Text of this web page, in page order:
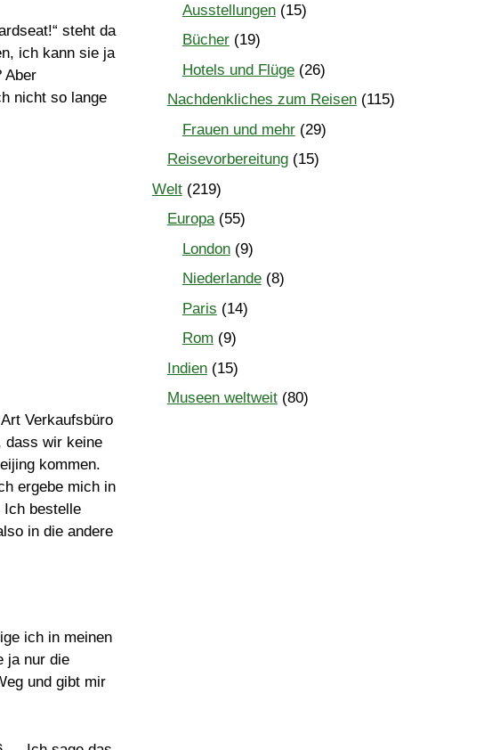
steht da
ich kann sie ja
Aber
nicht so lange
Verkaufsbüro
dass wir keine
kommen.
ergebe mich in
Ich bestelle
in die andere
ich in meinen
ja nur die
und gibt mir
Ausstellungen(15)
Bücher(19)
Hotels und Flüge(26)
Nachdenkliches zum Reisen(115)
Frauen und mehr(29)
Reisevorbereitung(15)
Welt(219)
Europa(55)
London(9)
Niederlande(8)
Paris (14)
Rom (9)
Indien(15)
Museen weltweit(80)